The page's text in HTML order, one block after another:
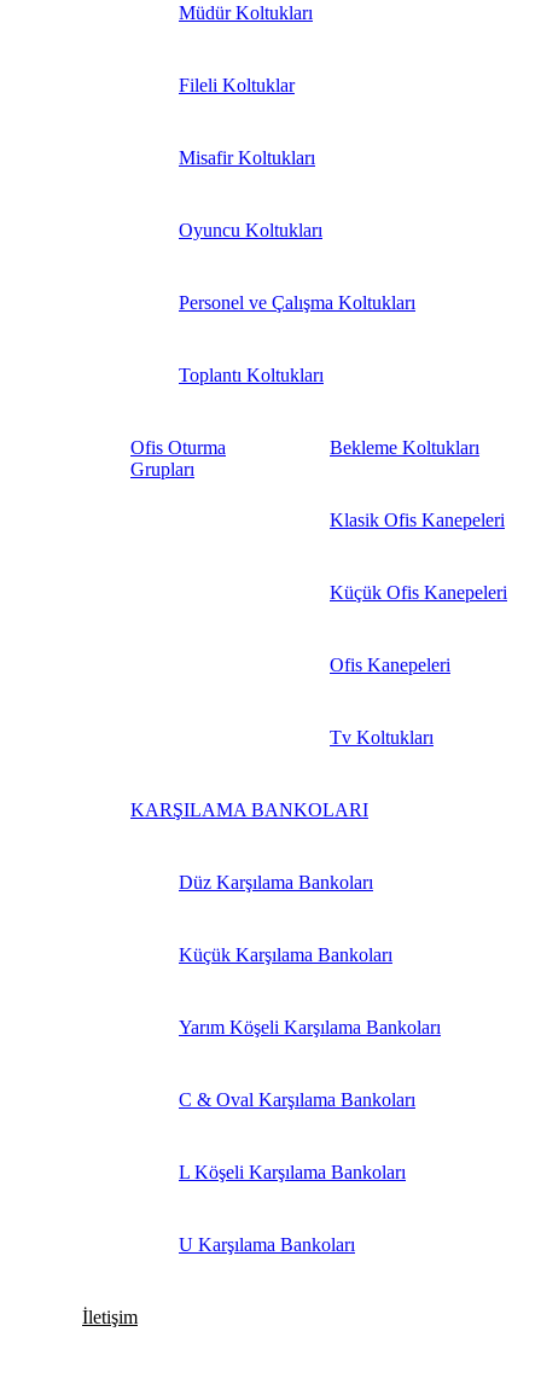
Müdür Koltukları
Fileli Koltuklar
Misafir Koltukları
Oyuncu Koltukları
Personel ve Çalışma Koltukları
Toplantı Koltukları
Ofis Oturma
Grupları
Bekleme Koltukları
Klasik Ofis Kanepeleri
Küçük Ofis Kanepeleri
Ofis Kanepeleri
Tv Koltukları
KARŞILAMA BANKOLARI
Düz Karşılama Bankoları
Küçük Karşılama Bankoları
Yarım Köşeli Karşılama Bankoları
C & Oval Karşılama Bankoları
L Köşeli Karşılama Bankoları
U Karşılama Bankoları
İletişim